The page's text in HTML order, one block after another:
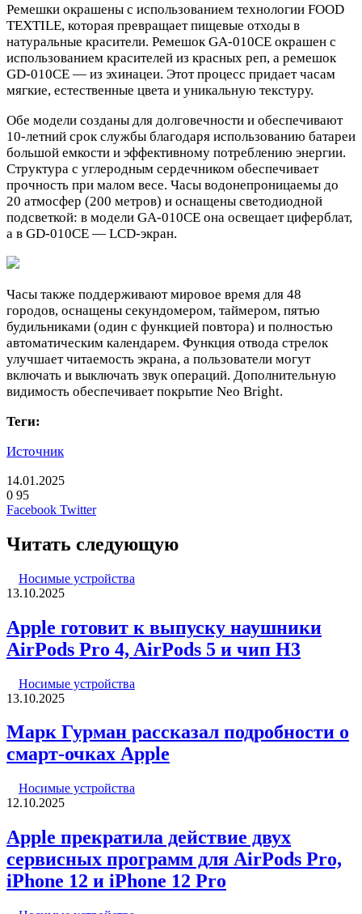
Ремешки окрашены с использованием технологии FOOD
TEXTILE, которая превращает пищевые отходы в
натуральные красители. Ремешок GA-010CE окрашен с
использованием красителей из красных реп, а ремешок
GD-010CE — из эхинацеи. Этот процесс придает часам
мягкие, естественные цвета и уникальную текстуру.
Обе модели созданы для долговечности и обеспечивают
10-летний срок службы благодаря использованию батареи
большой емкости и эффективному потреблению энергии.
Структура с углеродным сердечником обеспечивает
прочность при малом весе. Часы водонепроницаемы до
20 атмосфер (200 метров) и оснащены светодиодной
подсветкой: в модели GA-010CE она освещает циферблат,
а в GD-010CE — LCD-экран.
Часы также поддерживают мировое время для 48
городов, оснащены секундомером, таймером, пятью
будильниками (один с функцией повтора) и полностью
автоматическим календарем. Функция отвода стрелок
улучшает читаемость экрана, а пользователи могут
включать и выключать звук операций. Дополнительную
видимость обеспечивает покрытие Neo Bright.
Теги:
Источник
14.01.2025
0 95
Facebook TwitterLinkedIn
Pinterest
Вконтакте
Одноклассники
Skype
WhatsApp
Telegram
Viber
Читать следующую
Носимые устройства
13.10.2025
Apple готовит к выпуску наушники
AirPods Pro 4, AirPods 5 и чип H3
Носимые устройства
13.10.2025
Марк Гурман рассказал подробности о
смарт-очках Apple
Носимые устройства
12.10.2025
Apple прекратила действие двух
сервисных программ для AirPods Pro,
iPhone 12 и iPhone 12 Pro